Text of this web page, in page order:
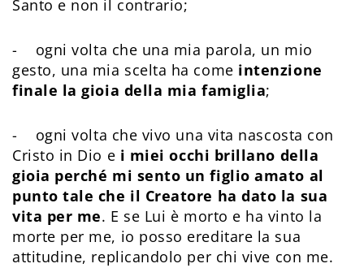
Santo e non il contrario;
- ogni volta che una mia parola, un mio
gesto, una mia scelta ha come intenzione
finale la gioia della mia famiglia;
- ogni volta che vivo una vita nascosta con
Cristo in Dio e i miei occhi brillano della
gioia perché mi sento un figlio amato al
punto tale che il Creatore ha dato la sua
vita per me. E se Lui è morto e ha vinto la
morte per me, io posso ereditare la sua
attitudine, replicandolo per chi vive con me.